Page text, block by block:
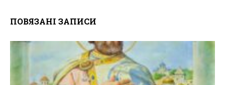
b
o
k
er
e
ПОВЯЗАНІ ЗАПИСИ